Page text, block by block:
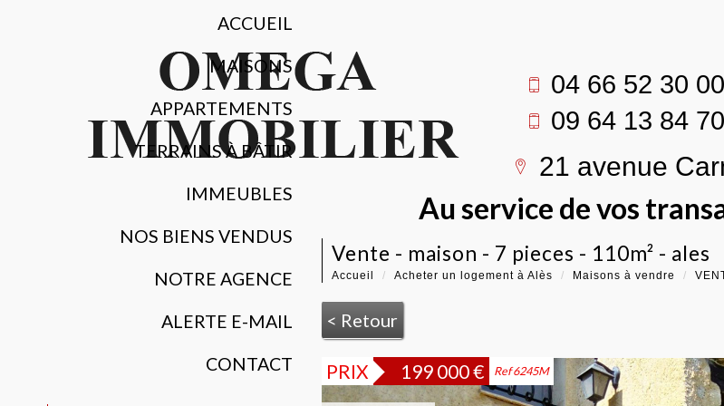
04 66 52 30 00
09 64 13 84 70
21 avenue
Au service de vos
ACCUEIL
MAISONS
APPARTEMENTS
TERRAINS À BÂTIR
IMMEUBLES
NOS BIENS VENDUS
NOTRE AGENCE
ALERTE E-MAIL
CONTACT
vente - maison - 7 pieces - 110m² - ales
Accueil Acheter un logement à Alès Maisons à vendre
< Retour
PRIX 199 000€ Ref 6245M